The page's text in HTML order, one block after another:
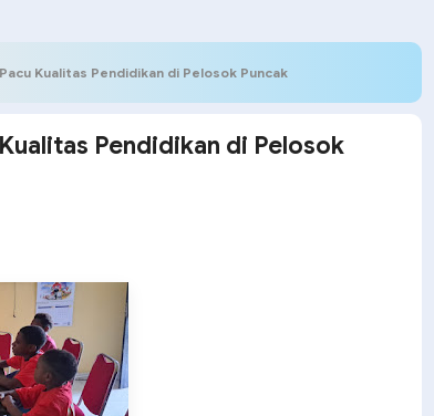
Kualitas Pendidikan di Pelosok Puncak
Pendidikan di Pelosok